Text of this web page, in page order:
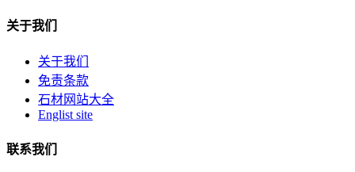
关于我们
关于我们
免责条款
石材网站大全
Englist site
联系我们